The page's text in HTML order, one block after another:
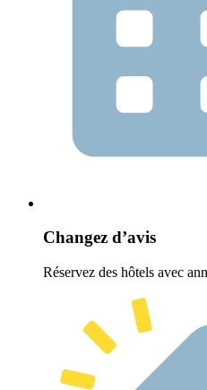
Changez d’avis
Réservez des hôtels avec